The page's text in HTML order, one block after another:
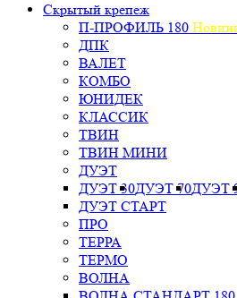
Скрытый крепеж
П-ПРОФИЛЬ 180
ДПК
ВАЛЕТ
КОМБО
ЮНИДЕК
КЛАССИК
ТВИН
ТВИН МИНИ
ДУЭТ
ДУЭТ 30ДУЭТ 70ДУЭТ
ДУЭТ СТАРТ
ПРО
ТЕРРА
ТЕРМО
ВОЛНА